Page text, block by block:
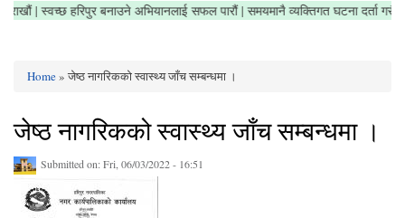
सफा राखौं | स्वच्छ हरिपुर बनाउने अभियानलाई सफल पारौं | समयमानै व्यक्तिगत घटना दर्ता
Home» जेष्ठ नागरिकको स्वास्थ्य जाँच सम्बन्धमा ।
जेष्ठ नागरिकको स्वास्थ्य जाँच सम्बन्धमा ।
Submitted on:Fri, 06/03/2022 - 16:51